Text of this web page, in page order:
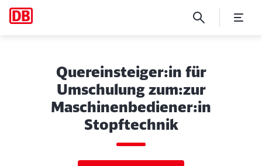
Quereinsteiger:in für
Umschulung zum:zur
Maschinenbediener:in
Stopftechnik